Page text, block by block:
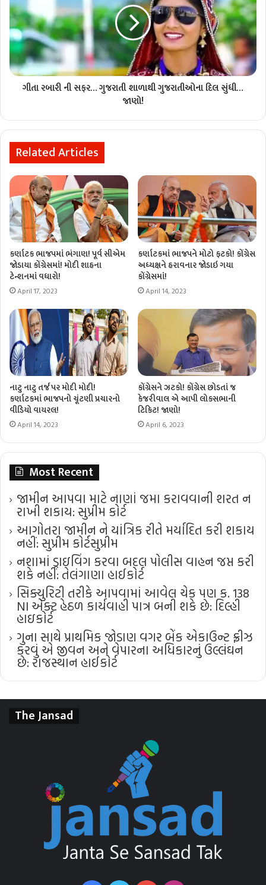
ગીતા રબારી ની સફર… ગુજરાતી શાળાથી ગુજરાતીઓના દિલ સુંધી…
જાણો!
Related Articles
કર્ણાટક ભાજપમાં ભંગાણ! પૂર્વ સીએમ
જોડાયા કોંગ્રેસમાં! મોદી શાહના
ટેન્શનમાં વધારો!
April 17, 2023
કર્ણાટકમાં ભાજપને મોટો ફટકો! કોંગ્રેસ
અધ્યક્ષને હરાવનાર જોડાઇ ગયા
કોંગ્રેસમાં!
April 14, 2023
નાટુ નાટુ તર્જ પર મોદી મોદી!
કર્ણાટકમાં ભાજપનો ચૂંટણી પ્રચારનો
વીડિયો વાયરલ!
April 14, 2023
કોંગ્રેસને ઝટકો! કોંગ્રેસ છોડતાં જ
કેજરીવાલ એ આપી લોકસભાની
ટિકિટ! જાણો!
April 6, 2023
Most Recent
જામીન આપવા માટે નાણાં જમા કરાવવાની શરત ન
રાખી શકાય: સુપ્રીમ કોર્ટ
આગોતરા જામીન ને યાંત્રિક રીતે મર્યાદિત કરી શકાય
નહીં: સુપ્રીમ કોર્ટ​સુપ્રીમ
નશામાં ડ્રાઇવિંગ કરવા બદલ પોલીસ વાહન જપ્ત કરી
શકે નહીં: તેલંગાણા હાઈકોર્ટ
સિક્યુરિટી તરીકે આપવામાં આવેલ ચેક પણ ક. 138
NI એક્ટ હેઠળ કાર્યવાહી પાત્ર બની શકે છે: દિલ્હી
હાઇકોર્ટ
ગુના સાથે પ્રાથમિક જોડાણ વગર બેંક એકાઉન્ટ ફ્રીઝ
કરવું એ જીવન અને વેપારના અધિકારનું ઉલ્લંઘન
છે: રાજસ્થાન હાઈકોર્ટ
The Jansad